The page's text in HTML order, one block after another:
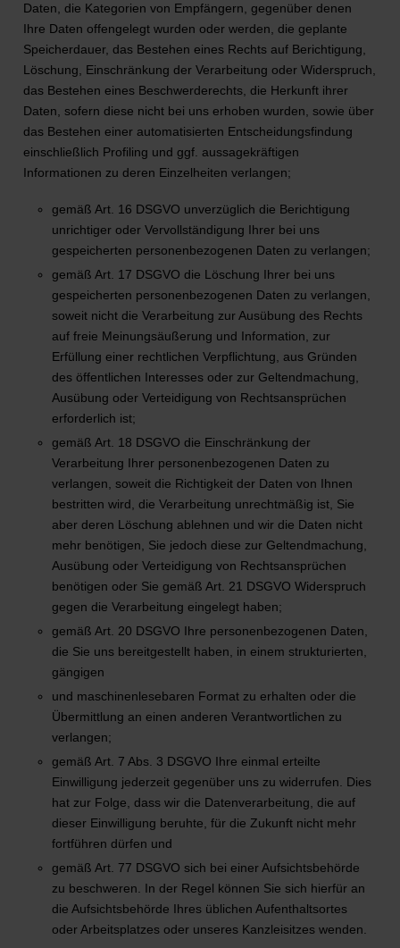
Daten, die Kategorien von Empfängern, gegenüber denen
Ihre Daten offengelegt wurden oder werden, die geplante
Speicherdauer, das Bestehen eines Rechts auf Berichtigung,
Löschung, Einschränkung der Verarbeitung oder Widerspruch,
das Bestehen eines Beschwerderechts, die Herkunft ihrer
Daten, sofern diese nicht bei uns erhoben wurden, sowie über
das Bestehen einer automatisierten Entscheidungsfindung
einschließlich Profiling und ggf. aussagekräftigen
Informationen zu deren Einzelheiten verlangen;
gemäß Art. 16 DSGVO unverzüglich die Berichtigung
unrichtiger oder Vervollständigung Ihrer bei uns
gespeicherten personenbezogenen Daten zu verlangen;
gemäß Art. 17 DSGVO die Löschung Ihrer bei uns
gespeicherten personenbezogenen Daten zu verlangen,
soweit nicht die Verarbeitung zur Ausübung des Rechts
auf freie Meinungsäußerung und Information, zur
Erfüllung einer rechtlichen Verpflichtung, aus Gründen
des öffentlichen Interesses oder zur Geltendmachung,
Ausübung oder Verteidigung von Rechtsansprüchen
erforderlich ist;
gemäß Art. 18 DSGVO die Einschränkung der
Verarbeitung Ihrer personenbezogenen Daten zu
verlangen, soweit die Richtigkeit der Daten von Ihnen
bestritten wird, die Verarbeitung unrechtmäßig ist, Sie
aber deren Löschung ablehnen und wir die Daten nicht
mehr benötigen, Sie jedoch diese zur Geltendmachung,
Ausübung oder Verteidigung von Rechtsansprüchen
benötigen oder Sie gemäß Art. 21 DSGVO Widerspruch
gegen die Verarbeitung eingelegt haben;
gemäß Art. 20 DSGVO Ihre personenbezogenen Daten,
die Sie uns bereitgestellt haben, in einem strukturierten,
gängigen
und maschinenlesebaren Format zu erhalten oder die
Übermittlung an einen anderen Verantwortlichen zu
verlangen;
gemäß Art. 7 Abs. 3 DSGVO Ihre einmal erteilte
Einwilligung jederzeit gegenüber uns zu widerrufen. Dies
hat zur Folge, dass wir die Datenverarbeitung, die auf
dieser Einwilligung beruhte, für die Zukunft nicht mehr
fortführen dürfen und
gemäß Art. 77 DSGVO sich bei einer Aufsichtsbehörde
zu beschweren. In der Regel können Sie sich hierfür an
die Aufsichtsbehörde Ihres üblichen Aufenthaltsortes
oder Arbeitsplatzes oder unseres Kanzleisitzes wenden.